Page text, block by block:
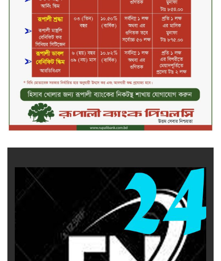
জীবননগর সীমান্ত দিয়ে ভারতে অবৈধ
অনুপ্রবেশের সময় ৮ বাংলাদেশি নারী
আটক